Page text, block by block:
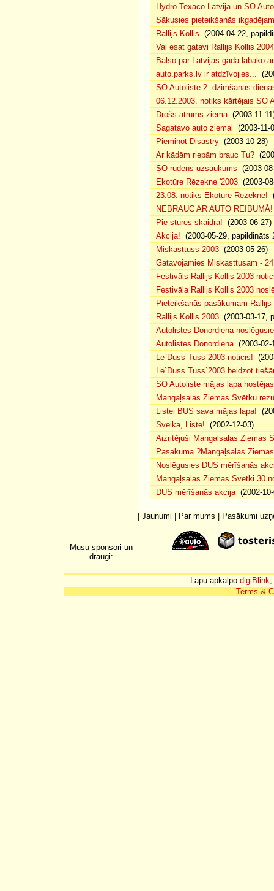
Hydro Texaco Latvija un SO
Sākusies pieteikšanās
Rallijs Kollis (2004-04-22,
Vai esat gatavi Rallijs Kollis
Balso par Latvijas gada labāko
auto.parks.lv ir atdzīvojies...
SO Autoliste 2. dzimšanas
06.12.2003. notiks kārtējais SO
Drošs ātrums ziemā(2003-11-
Sagatavo auto ziemai (2003-11-
Pieminot Disastry (2003-10-28)
Ar kādām riepām brauc Tu?
SO rudens uzsaukums (2003-
Ekotūre Rēzekne '2003 (2003-
23.08. notiks Ekotūre Rēzekne!
NEBRAUC AR AUTO REIBUMĀ!
Pie stūres skaidrā! (2003-06-27)
Akcija! (2003-05-29, papildināts
Miskasttuss 2003 (2003-05-26)
Gatavojamies Miskasttusam -
Festivāls Rallijs Kollis 2003
Festivāla Rallijs Kollis 2003
Pieteikšanās pasākumam
Rallijs Kollis 2003 (2003-03-17,
Autolistes Donordiena
Autolistes Donordiena(2003-02-
Le`Duss Tuss`2003 noticis!
Le`Duss Tuss`2003 beidzot
SO Autoliste mājas lapa
Mangaļsalas Ziemas Svētku
Listei BŪS sava mājas lapa!
Sveika, Liste! (2002-12-03)
Aizritējuši Mangaļsalas Ziemas
Pasākuma ?Mangaļsalas
Noslēgusies DUS mērīšanās
Mangaļsalas Ziemas Svētki
DUS mērīšanās akcija(2002-10-
Jaunumi Par mums Pasākumi
Mūsu sponsori un
draugi:
Lapu apkalpo digiBlink,
Terms &